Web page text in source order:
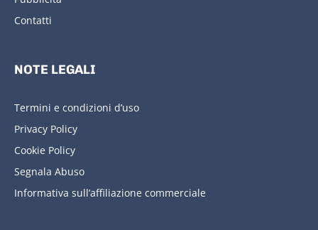
Contatti
NOTE LEGALI
Termini e condizioni d’uso
Privacy Policy
Cookie Policy
Segnala Abuso
Informativa sull’affiliazione commerciale